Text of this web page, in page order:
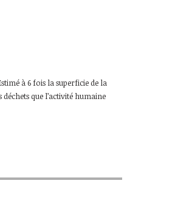
à 6 fois la superficie de la
que l’activité humaine